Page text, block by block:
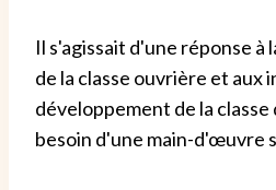
Il s'agissait d'une réponse à
de la classe ouvrière et aux
développement de la
besoin d'une main-d'œuvre